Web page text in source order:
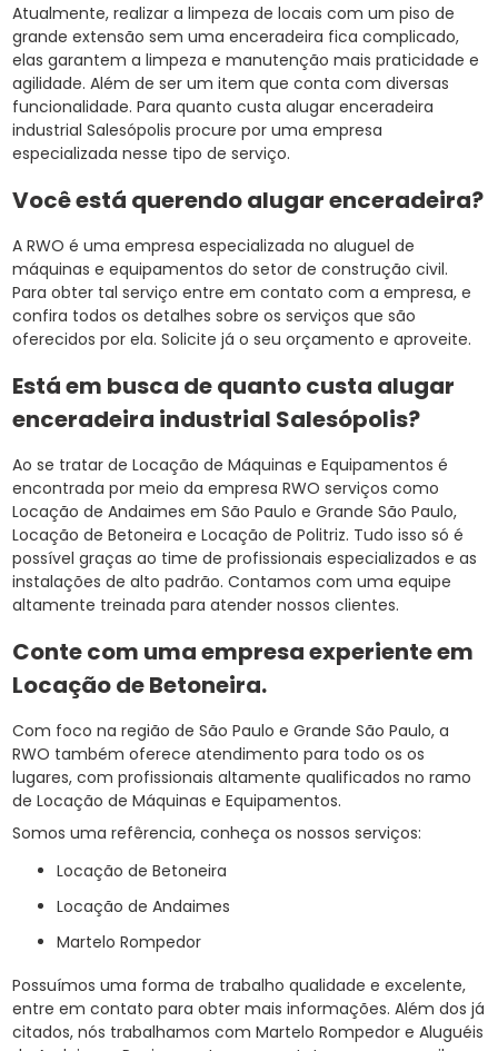
Atualmente, realizar a limpeza de locais com um piso de
grande extensão sem uma enceradeira fica complicado,
elas garantem a limpeza e manutenção mais praticidade e
agilidade. Além de ser um item que conta com diversas
funcionalidade. Para quanto custa alugar enceradeira
industrial Salesópolis procure por uma empresa
especializada nesse tipo de serviço.
Você está querendo alugar enceradeira?
A RWO é uma empresa especializada no aluguel de
máquinas e equipamentos do setor de construção civil.
Para obter tal serviço entre em contato com a empresa, e
confira todos os detalhes sobre os serviços que são
oferecidos por ela. Solicite já o seu orçamento e aproveite.
Está em busca de quanto custa alugar
enceradeira industrial Salesópolis?
Ao se tratar de Locação de Máquinas e Equipamentos é
encontrada por meio da empresa RWO serviços como
Locação de Andaimes em São Paulo e Grande São Paulo,
Locação de Betoneira e Locação de Politriz. Tudo isso só é
possível graças ao time de profissionais especializados e as
instalações de alto padrão. Contamos com uma equipe
altamente treinada para atender nossos clientes.
Conte com uma empresa experiente em
Locação de Betoneira.
Com foco na região de São Paulo e Grande São Paulo, a
RWO também oferece atendimento para todo os os
lugares, com profissionais altamente qualificados no ramo
de Locação de Máquinas e Equipamentos.
Somos uma refêrencia, conheça os nossos serviços:
Locação de Betoneira
Locação de Andaimes
Martelo Rompedor
Possuímos uma forma de trabalho qualidade e excelente,
entre em contato para obter mais informações. Além dos já
citados, nós trabalhamos com Martelo Rompedor e Aluguéis